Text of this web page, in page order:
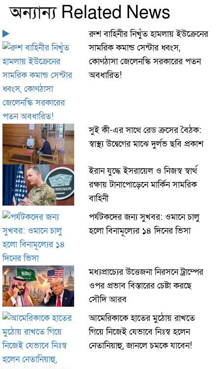
অন্যান্য Related News
রুশ বাহিনীর নিখুঁত হামলায় ইউক্রেনের
সামরিক কমান্ড সেন্টার ধ্বংস,
কোণঠাসা জেলেনস্কি সরকারের পতন
অবধারিত!
সুই কী-এর সাথে রেড ক্রসের বৈঠক:
স্বাস্থ্য উদ্বেগের মাঝে দুর্লভ ছবি প্রকাশ
ইরান যুদ্ধে ইসরায়েল ও নিজস্ব স্বার্থ
রক্ষায় টানাপোড়েনে মার্কিন সামরিক
বাহিনী
পর্যটকদের জন্য সুখবর: ওমানে চালু
হলো বিনামূল্যের ১৪ দিনের ভিসা
মধ্যপ্রাচ্যের উত্তেজনা নিরসনে ট্রাম্পের
ওপর প্রভাব বিস্তারের চেষ্টা করছে
সৌদি আরব
আমেরিকাকে হাতের মুঠোয় রাখতে
গিয়ে নিজেই যেভাবে নিঃস্ব হলেন
নেতানিয়াহু, জানলে চমকে যাবেন!